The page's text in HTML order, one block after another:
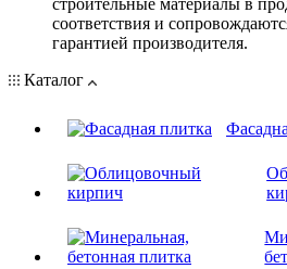
соответствия и
гарантией производителя.
Каталог